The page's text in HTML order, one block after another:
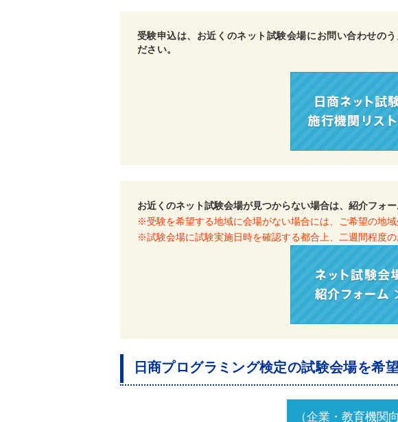
受験申込は、お近くのネット試験会場にお問い合わせの
ださい。
お近くのネット試験会場が見つからない場合は、紹介フォー
※受験を希望する地域に会場がない場合には、ご希望の地域
※試験会場に試験実施日時を確認する都合上、二週間程度の
日商プログラミング検定の試験会場を希
（企業・教育機関